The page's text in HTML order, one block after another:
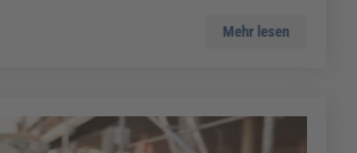
Mehr lesen